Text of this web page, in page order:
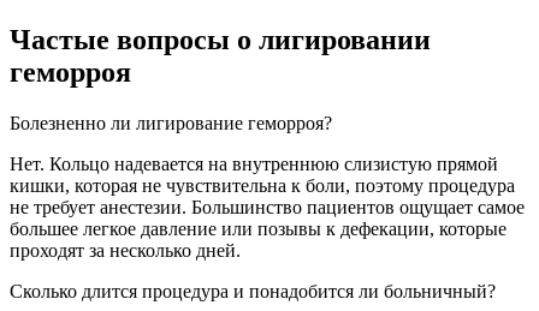
Частые вопросы о лигировании
геморроя
Болезненно ли лигирование геморроя?
Нет. Кольцо надевается на внутреннюю слизистую прямой
кишки, которая не чувствительна к боли, поэтому процедура
не требует анестезии. Большинство пациентов ощущает самое
большее легкое давление или позывы к дефекации, которые
проходят за несколько дней.
Сколько длится процедура и понадобится ли больничный?